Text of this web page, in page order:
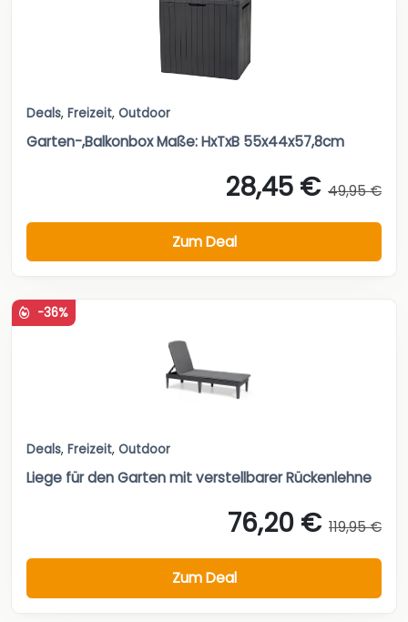
Deals, Freizeit, Outdoor
Garten-,Balkonbox Maße: HxTxB 55x44x57,8cm
28,45 € 49,95 €
Zum Deal
-36%
Deals, Freizeit, Outdoor
Liege für den Garten mit verstellbarer Rückenlehne
76,20 € 119,95 €
Zum Deal